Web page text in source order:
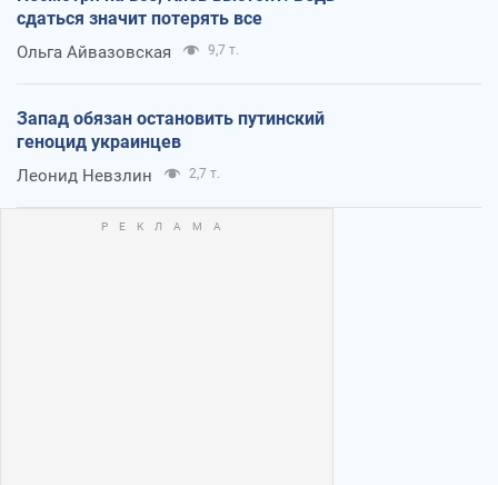
сдаться значит потерять все
Ольга Айвазовская 9,7 т.
Запад обязан остановить путинский
геноцид украинцев
Леонид Невзлин 2,7 т.